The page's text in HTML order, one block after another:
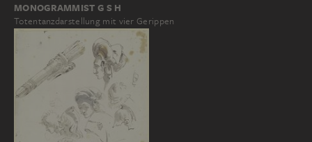
MONOGRAMMIST G S H
Totentanzdarstellung mit vier Gerippen